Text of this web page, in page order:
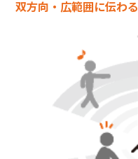
双方向・広範囲に伝わる